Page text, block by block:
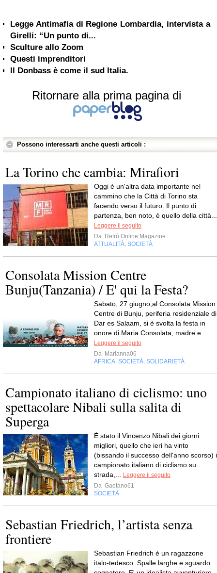
Legge Antimafia di Regione Lombardia, intervista a
Girelli: “Un punto di...
Sculture allo Zoom
Questi imprenditori
Il Donbass è come il sud Italia.
Ritornare alla prima pagina di
Possono interessarti anche questi articoli :
La Torino che cambia: Mirafiori
Oggi è un'altra data importante nel
cammino che la Città di Torino sta
facendo verso il futuro. Il punto di
partenza, ben noto, è quello della città...
Leggere il seguito
Da Retrò Online Magazine
ATTUALITÀ SOCIETÀ
Consolata Mission Centre
Bunju(Tanzania) / E' qui la Festa?
Sabato, 27 giugno,al Consolata Mission
Centre di Bunju, periferia residenziale di
Dar es Salaam, si è svolta la festa in
onore di Maria Consolata, madre e...
Leggere il seguito
Da Marianna06
AFRICA SOCIETÀ SOLIDARIETÀ
Campionato italiano di ciclismo: uno
spettacolare Nibali sulla salita di
Superga
É stato il Vincenzo Nibali dei giorni
migliori, quello che ieri ha vinto
(bissando il successo dell'anno scorso)
campionato italiano di ciclismo su
strada,...
Leggere il seguito
Da Gaetano61
SOCIETÀ
Sebastian Friedrich, l’artista senza
frontiere
Sebastian Friedrich è un ragazzone
italo-tedesco. Spalle larghe e sguardo